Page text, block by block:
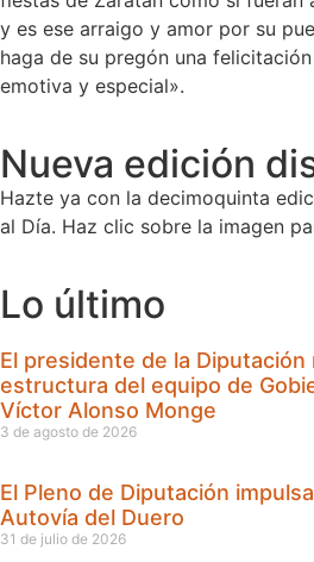
y es ese arraigo y amor por su
haga de su pregón una
emotiva y especial».
Nueva edición
Hazte ya con la decimoquinta
al Día. Haz clic sobre la imagen
Lo último
El presidente de la Diputación
estructura del equipo de
Víctor Alonso Monge
3 de agosto de 2026
El Pleno de Diputación
Autovía del Duero
31 de julio de 2026